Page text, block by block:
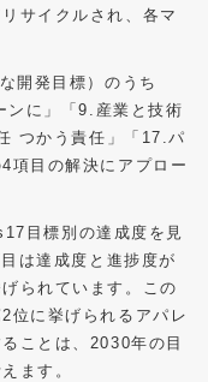
サイクルされ、各マ
開発目標）のうち
ンに」「9.産業と技術
つかう責任」「17.パ
項目の解決にアプロー
目標別の達成度を見
は達成度と進捗度が
られています。この
位に挙げられるアパレ
ことは、2030年の目
ます。